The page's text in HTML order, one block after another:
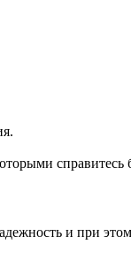
справитесь
и при